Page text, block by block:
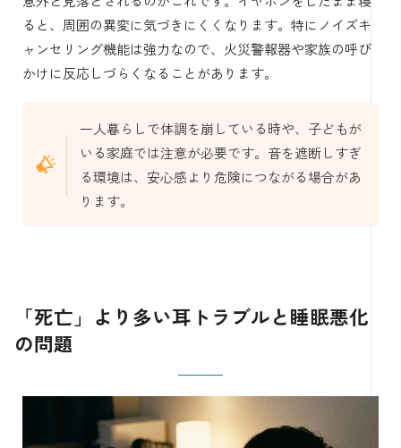
ると、周囲の異変に気づきにくくなります。特にノイズキ
ャンセリング機能は強力なので、火災警報器や家族の呼び
かけに反応しづらくなることがあります。
一人暮らしで体調を崩している時や、子どもが
いる家庭では注意が必要です。音を遮断しすぎ
る環境は、安心感より危険につながる場合があ
ります。
「死亡」より多い耳トラブルと睡眠悪化
の問題